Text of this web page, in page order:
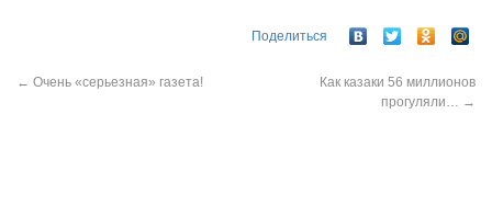
Поделиться
← Очень «серьезная» газета!
Как казаки 56 миллионов
прогуляли… →